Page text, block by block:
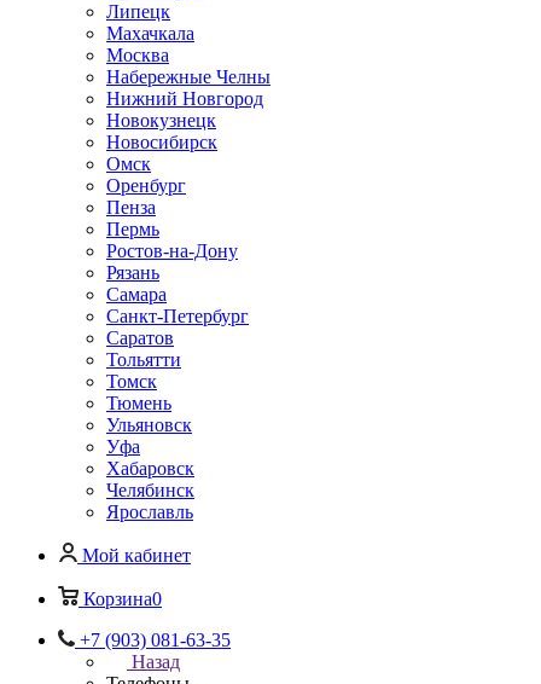
Липецк
Махачкала
Москва
Набережные Челны
Нижний Новгород
Новокузнецк
Новосибирск
Омск
Оренбург
Пенза
Пермь
Ростов-на-Дону
Рязань
Самара
Санкт-Петербург
Саратов
Тольятти
Томск
Тюмень
Ульяновск
Уфа
Хабаровск
Челябинск
Ярославль
Мой кабинет
Корзина0
+7 (903) 081-63-35
Назад